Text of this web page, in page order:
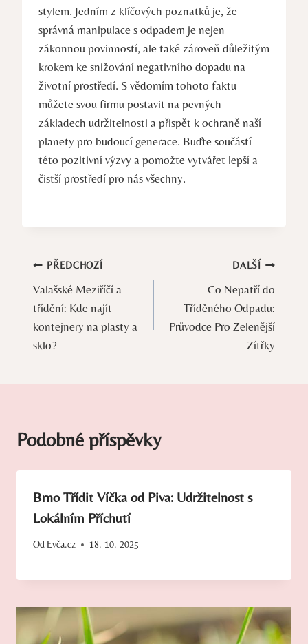
stylem. Jedním z klíčových poznatků je, že
správná manipulace s odpadem je nejen
zákonnou povinností, ale také zároveň důležitým
krokem ke snižování negativního dopadu na
životní prostředí. S vědomím tohoto faktu
můžete svou firmu postavit na pevných
základech udržitelnosti a přispět k ochraně naší
planety pro budoucí generace. Buďte součástí
této pozitivní výzvy a pomožte vytvářet lepší a
čistší prostředí pro nás všechny.
Navigace
pro
příspěvek
PŘEDCHOZÍ
Valašské Meziříčí a
třídění: Kde najít
kontejnery na plasty a
sklo?
DALŠÍ
Co Nepatří do
Tříděného Odpadu:
Průvodce Pro Zelenější
Zítřky
Podobné příspěvky
Brno Třídit Víčka od Piva: Udržitelnost s
Lokálním Příchutí
Od Evča.cz 18. 10. 2025